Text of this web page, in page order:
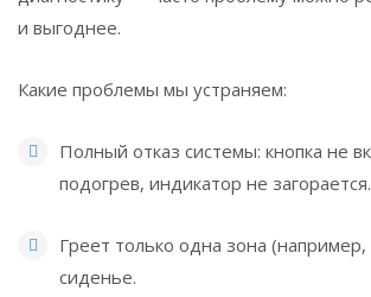
и выгоднее.
Какие проблемы мы устраняем:
Полный отказ системы: кнопка не
подогрев, индикатор не загорается.
Греет только одна зона
сиденье.